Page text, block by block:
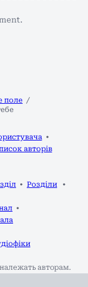
поле
авторів
Розділи
авторам.